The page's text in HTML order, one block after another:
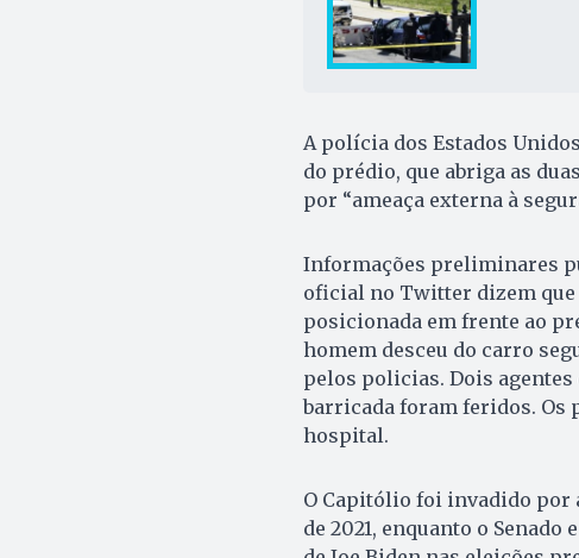
A polícia dos Estados
do prédio, que abriga as
por “ameaça externa à
Informações preliminares
oficial no Twitter dizem
posicionada em frente ao
homem desceu do carro
pelos policias. Dois
barricada foram feridos. Os
hospital.
O Capitólio foi invadido por
de 2021, enquanto o